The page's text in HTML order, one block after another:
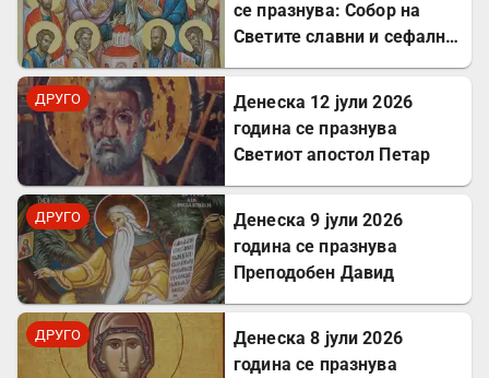
се празнува: Собор на
Светите славни и сефални
ДРУГО
Денеска 12 јули 2026
година се празнува
Светиот апостол Петар
ДРУГО
Денеска 9 јули 2026
година се празнува
Преподобен Давид
ДРУГО
Денеска 8 јули 2026
година се празнува